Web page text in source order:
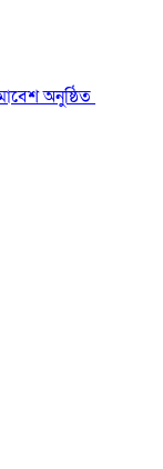
অনুষ্ঠিত